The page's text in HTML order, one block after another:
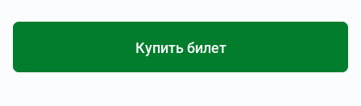
Купить билет